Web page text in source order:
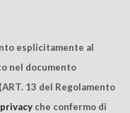
esplicitamente al
nel documento
13 del Regolamento
privacy che confermo di